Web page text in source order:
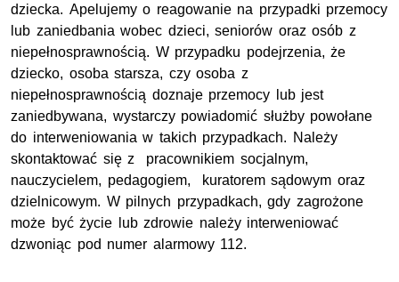
dziecka. Apelujemy o reagowanie na przypadki przemocy
lub zaniedbania wobec dzieci, seniorów oraz osób z
niepełnosprawnością. W przypadku podejrzenia, że
dziecko, osoba starsza, czy osoba z
niepełnosprawnością doznaje przemocy lub jest
zaniedbywana, wystarczy powiadomić służby powołane
do interweniowania w takich przypadkach. Należy
skontaktować się z pracownikiem socjalnym,
nauczycielem, pedagogiem, kuratorem sądowym oraz
dzielnicowym. W pilnych przypadkach, gdy zagrożone
może być życie lub zdrowie należy interweniować
dzwoniąc pod numer alarmowy 112.